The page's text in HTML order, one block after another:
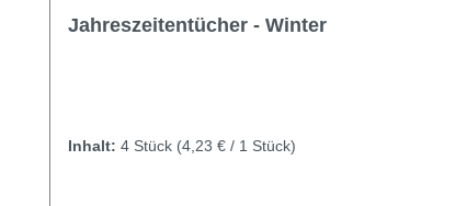
Durchschnittliche Bewertung von 4.75 von 5 Sternen
Jahreszeitentücher - Winter
Inhalt: 4 Stück (4,23 € / 1 Stück)